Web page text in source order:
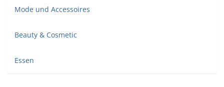
Mode und Accessoires
Beauty & Cosmetic
Essen